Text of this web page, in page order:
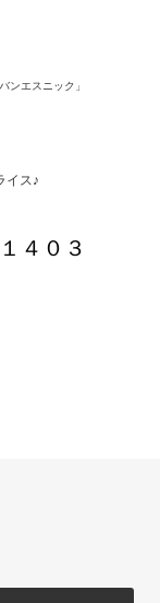
ンエスニック」
イス♪
４０３